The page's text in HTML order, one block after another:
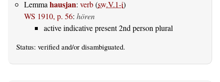
Lemma hausjan: verb(sw.V.1-i)
WS 1910, p. 56: hören
active indicative present 2nd person plural
Status: verified and/or disambiguated.